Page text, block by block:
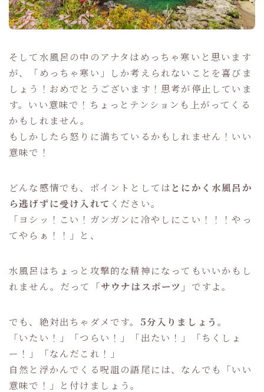
そして水風呂の中のアナタはめっちゃ寒いと思います
が、「めっちゃ寒い」しか考えられないことを喜びま
しょう！おめでとうございます！思考が停止していま
す。いい意味で！ちょっとテンションも上がってくる
かもしれません。
もしかしたら怒りに満ちているかもしれません！いい
意味で！
どんな感情でも、ポイントとしては とにかく水風呂か
ら逃げずに受け入れて ください。
「ヨシッ！こい！ガンガンに冷やしにこい！！！やっ
てやらぁ！！」と、
水風呂はちょっと攻撃的な精神になってもいいかもし
れません。だって
「サウナはスポーツ」 ですよ。
でも、絶対出ちゃダメです。 5分入りましょう。
「いたい！」「つらい！」「出たい！」「ちくしょ
ー！」「なんだこれ！」
自然と浮かんでくる呪詛の語尾には、なんでも「いい
意味で！」と付けましょう。